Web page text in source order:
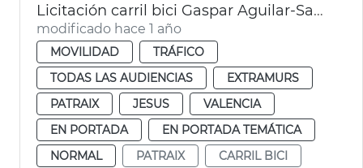
Licitación carril bici Gaspar Aguilar-Sant Vicent València
modificado hace 1 año
MOVILIDAD
TRÁFICO
TODAS LAS AUDIENCIAS
EXTRAMURS
PATRAIX
JESUS
VALENCIA
EN PORTADA
EN PORTADA TEMÁTICA
NORMAL
PATRAIX CARRIL BICI